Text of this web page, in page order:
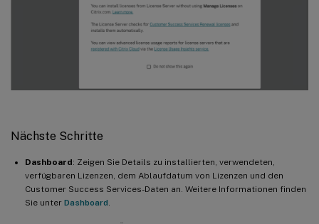
Nächste Schritte
Dashboard: Zeigen Sie Details zu installierten, verwendeten,
verfügbaren Lizenzen, dem Ablaufdatum von Lizenzen und den
Customer Success Services-Daten an. Weitere Informationen finden
Sie unter Dashboard.